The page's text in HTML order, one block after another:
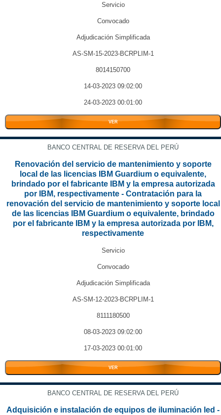
Servicio
Convocado
Adjudicación Simplificada
AS-SM-15-2023-BCRPLIM-1
8014150700
14-03-2023 09:02:00
24-03-2023 00:01:00
VER
BANCO CENTRAL DE RESERVA DEL PERÚ
Renovación del servicio de mantenimiento y soporte
local de las licencias IBM Guardium o equivalente,
brindado por el fabricante IBM y la empresa autorizada
por IBM, respectivamente - Contratación para la
renovación del servicio de mantenimiento y soporte local
de las licencias IBM Guardium o equivalente, brindado
por el fabricante IBM y la empresa autorizada por IBM,
respectivamente
Servicio
Convocado
Adjudicación Simplificada
AS-SM-12-2023-BCRPLIM-1
8111180500
08-03-2023 09:02:00
17-03-2023 00:01:00
VER
BANCO CENTRAL DE RESERVA DEL PERÚ
Adquisición e instalación de equipos de iluminación led -